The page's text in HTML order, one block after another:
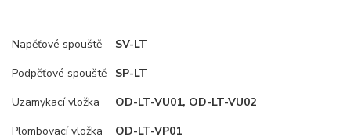
Napěťové spouště
SV-LT
Podpěťové spouště
SP-LT
Uzamykací vložka
OD-LT-VU01, OD-LT-VU02
Plombovací vložka
OD-LT-VP01